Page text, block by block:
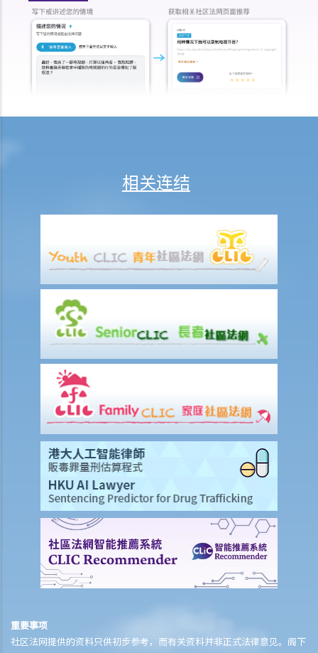
庭或向其他认可机构投诉？法庭或其他机构有否就每项索偿或投诉设立
赔偿上限？
6. 保险代理利用虚假资料诱导我购买保险。我可否终止该保单合约及要
求退还保费？
2. 透过虚拟保险公司的全数码分销渠道购买保险有何潜在好处?
3. 若我透过虚拟保险公司的全数码分销渠道购买保险，或使用保险科技
来处理与保险相关的事务，有甚么要注意?
A. 人寿保险（包括退休保障产品）
1. 「冷静期」是甚么？如果我刚刚购买了一份人寿保险，但几天后想改
变主意，我可否取消这份保险？
2. 我正考虑把现有的人寿保险保单转到另一间保险公司，我需考虑哪些
因素？我可向谁征询意见？
3. 我如何在购买长期保险保单前，得知该保单的利益说明?
4. 我为何需要在购买长期保险保单前，提供资料以填写财务需要分析报
5. 人寿保险的「可争议期」是甚么？
6. 人寿保险中的「自杀条款」有甚么作用？
7. 保险公司在批核我的投保申请前，委托一位医生为我验身。那位医生
没有发现一项我并无披露的健康问题。保险公司可否以这项没有披露的
资料，而拒绝我其后的任何索偿？
8. 「可撤换受益人」和「不可撤换受益人」有甚么分别？在哪些情况
下，我才可以更改寿险保单内的「不可撤换受益人」？
9. 我的儿子今年15岁。 可否指定他为我的人寿保险受益人？如果我在他
成年前（即年满18岁前）死亡，他可否获得所有保险金？
10. 受保人已失踪了数年，其保单受益人可否向保险公司索取死亡赔
11. 在处理索偿时，保险公司会否接受中医发出的医疗报告 / 医生纸？
12. 我在香港购买了一份保险，但在海外受了伤。我可否向保险公司提
相关连结
重要事项
社区法网提供的资料只供初步参考，而有关资料并非正式法律意见。阁下